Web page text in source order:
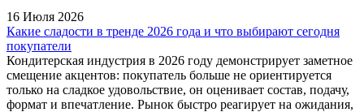
16 Июля 2026
Какие сладости в тренде 2026 года и что выбирают сегодня
покупатели
Кондитерская индустрия в 2026 году демонстрирует заметное
смещение акцентов: покупатель больше не ориентируется
только на сладкое удовольствие, он оценивает состав, подачу,
формат и впечатление. Рынок быстро реагирует на ожидания,